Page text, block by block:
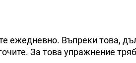
ежедневно. Въпреки това,
За това упражнение